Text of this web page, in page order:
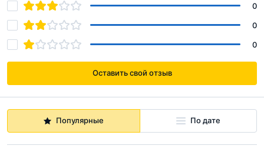
Оставить свой отзыв
Популярные По дате
0
0
0